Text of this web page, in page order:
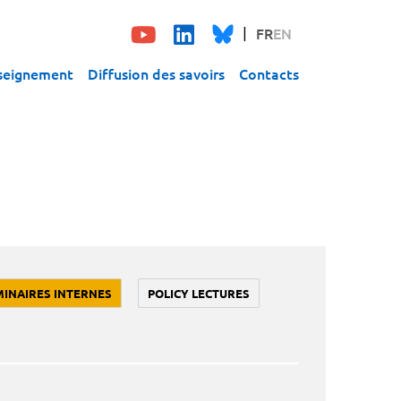
FREN
Diffusion des savoirs Contacts
INTERNES POLICY LECTURES